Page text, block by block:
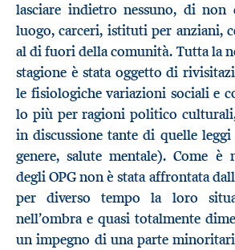
lasciare indietro nessuno, di non
luogo, carceri, istituti per anziani,
al di fuori della comunità. Tutta la
stagione è stata oggetto di
le fisiologiche variazioni sociali e
lo più per ragioni politico
in discussione tante di quelle
genere, salute mentale). Come è
degli OPG non è stata affrontata
per diverso tempo la loro
nell’ombra e quasi totalmente
un impegno di una parte